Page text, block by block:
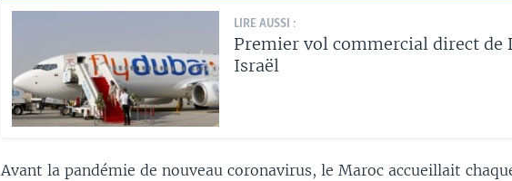
LIRE AUSSI :
Premier vol commercial direct de
Israël
Avant la pandémie de nouveau coronavirus, le Maroc accueillait